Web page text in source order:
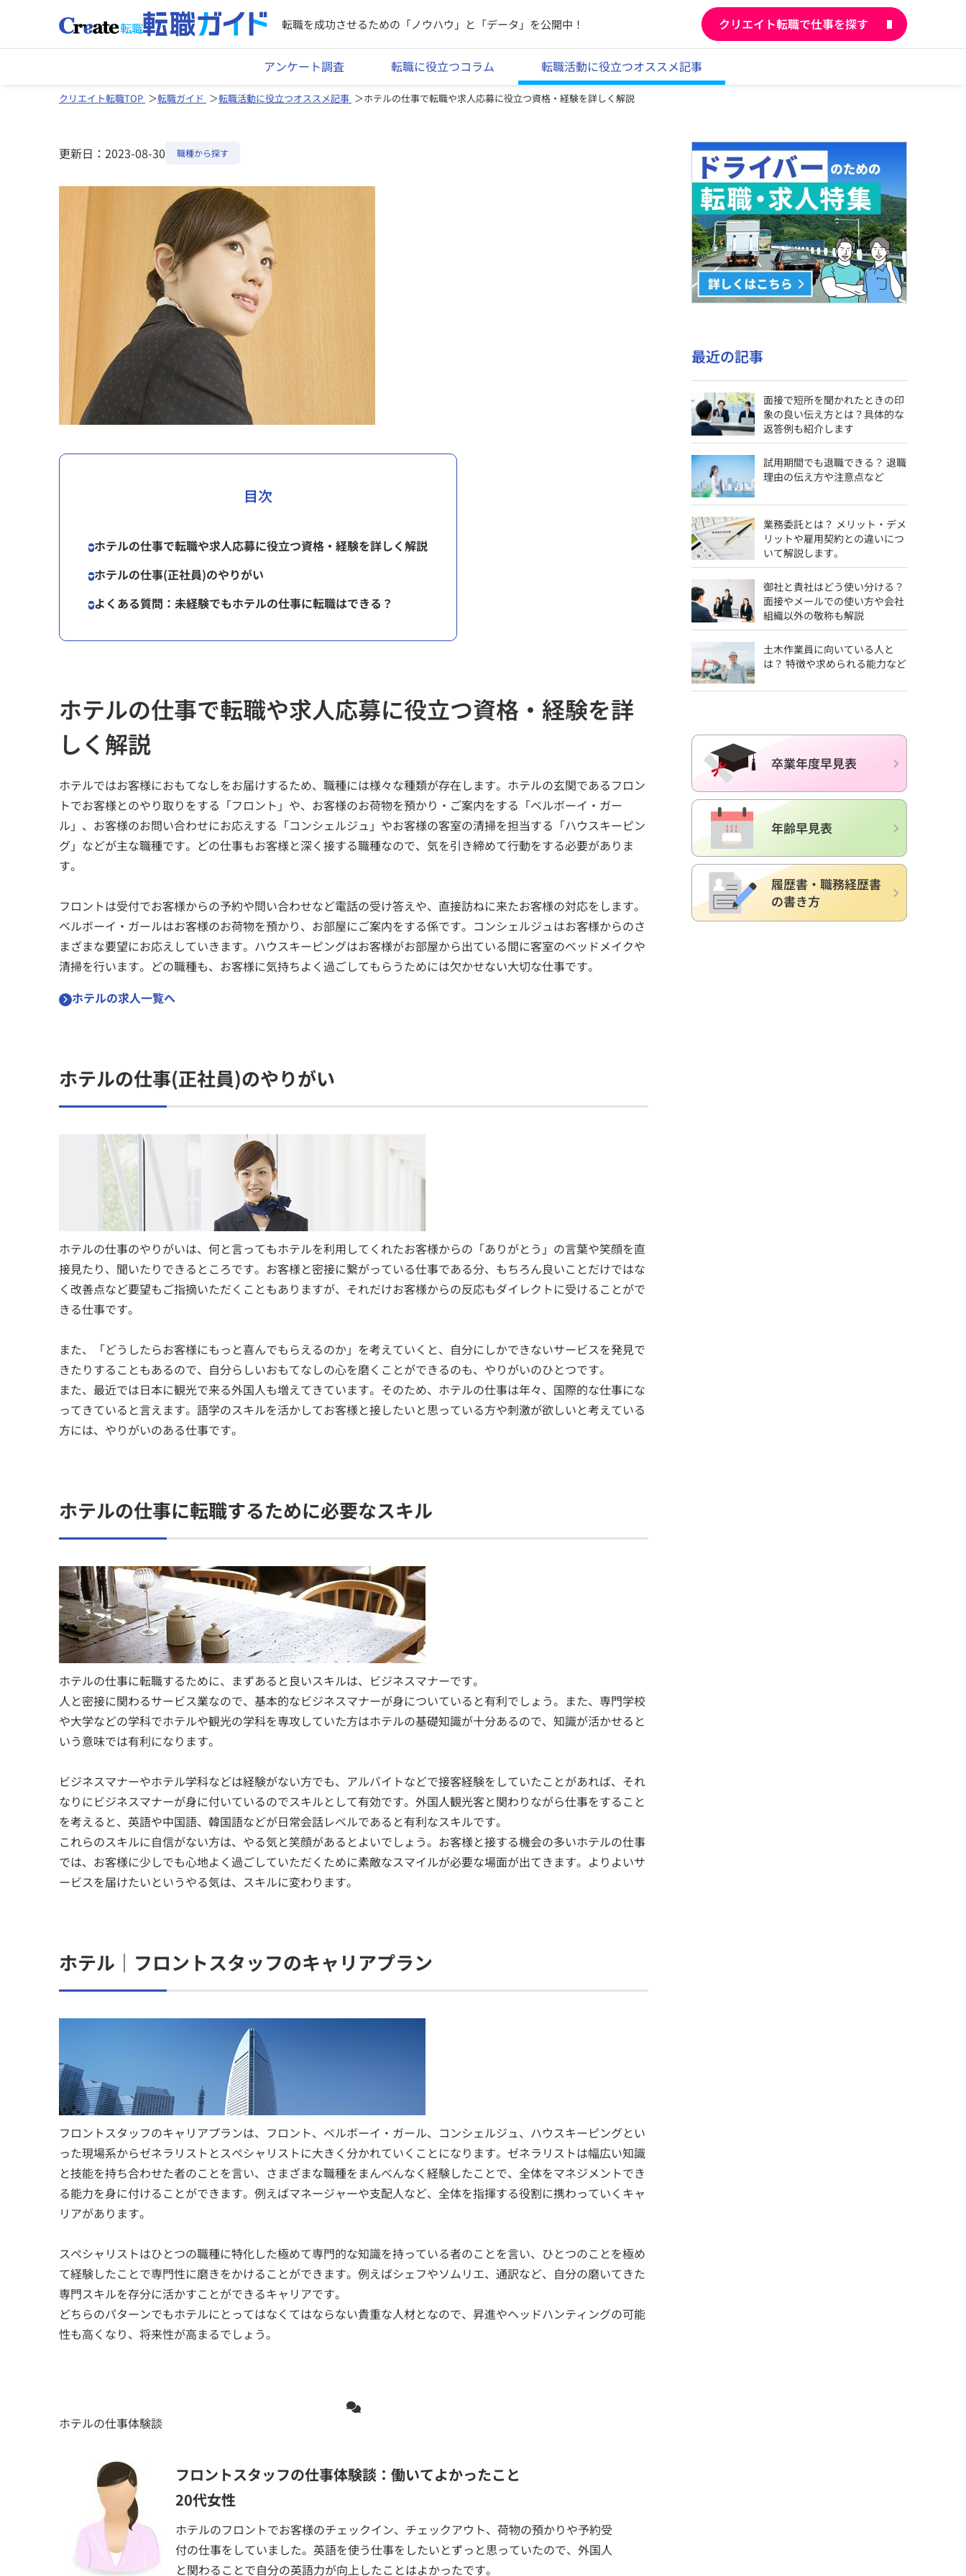
転職を成功させるための「ノウハウ」と「データ」を公開中！ クリエイト転職で仕事を探す
アンケート調査 転職に役立つコラム 転職活動に役立つオススメ記事
クリエイト転職TOP 転職ガイド 転職活動に役立つオススメ記事 ホテルの仕事で転職や求人応募に役立つ資格・経験を詳しく解説
更新日：2023-08-30 職種から探す
目次
ホテルの仕事で転職や求人応募に役立つ資格・経験を詳しく解説
ホテルの仕事(正社員)のやりがい
よくある質問：未経験でもホテルの仕事に転職はできる？
ホテルの仕事で転職や求人応募に役立つ資格・経験を詳
しく解説
ホテルではお客様におもてなしをお届けするため、職種には様々な種類が存在します。ホテルの玄関であるフロン
トでお客様とのやり取りをする「フロント」や、お客様のお荷物を預かり・ご案内をする「ベルボーイ・ガー
ル」、お客様のお問い合わせにお応えする「コンシェルジュ」やお客様の客室の清掃を担当する「ハウスキーピン
グ」などが主な職種です。どの仕事もお客様と深く接する職種なので、気を引き締めて行動をする必要がありま
す。
フロントは受付でお客様からの予約や問い合わせなど電話の受け答えや、直接訪ねに来たお客様の対応をします。
ベルボーイ・ガールはお客様のお荷物を預かり、お部屋にご案内をする係です。コンシェルジュはお客様からのさ
まざまな要望にお応えしていきます。ハウスキーピングはお客様がお部屋から出ている間に客室のベッドメイクや
清掃を行います。どの職種も、お客様に気持ちよく過ごしてもらうためには欠かせない大切な仕事です。
ホテルの求人一覧へ
ホテルの仕事(正社員)のやりがい
ホテルの仕事のやりがいは、何と言ってもホテルを利用してくれたお客様からの「ありがとう」の言葉や笑顔を直
接見たり、聞いたりできるところです。お客様と密接に繋がっている仕事である分、もちろん良いことだけではな
く改善点など要望もご指摘いただくこともありますが、それだけお客様からの反応もダイレクトに受けることがで
きる仕事です。
また、「どうしたらお客様にもっと喜んでもらえるのか」を考えていくと、自分にしかできないサービスを発見で
きたりすることもあるので、自分らしいおもてなしの心を磨くことができるのも、やりがいのひとつです。
また、最近では日本に観光で来る外国人も増えてきています。そのため、ホテルの仕事は年々、国際的な仕事にな
ってきていると言えます。語学のスキルを活かしてお客様と接したいと思っている方や刺激が欲しいと考えている
方には、やりがいのある仕事です。
ホテルの仕事に転職するために必要なスキル
ホテルの仕事に転職するために、まずあると良いスキルは、ビジネスマナーです。
人と密接に関わるサービス業なので、基本的なビジネスマナーが身についていると有利でしょう。また、専門学校
や大学などの学科でホテルや観光の学科を専攻していた方はホテルの基礎知識が十分あるので、知識が活かせると
いう意味では有利になります。
ビジネスマナーやホテル学科などは経験がない方でも、アルバイトなどで接客経験をしていたことがあれば、それ
なりにビジネスマナーが身に付いているのでスキルとして有効です。外国人観光客と関わりながら仕事をすること
を考えると、英語や中国語、韓国語などが日常会話レベルであると有利なスキルです。
これらのスキルに自信がない方は、やる気と笑顔があるとよいでしょう。お客様と接する機会の多いホテルの仕事
では、お客様に少しでも心地よく過ごしていただくために素敵なスマイルが必要な場面が出てきます。よりよいサ
ービスを届けたいというやる気は、スキルに変わります。
ホテル｜フロントスタッフのキャリアプラン
フロントスタッフのキャリアプランは、フロント、ベルボーイ・ガール、コンシェルジュ、ハウスキーピングとい
った現場系からゼネラリストとスペシャリストに大きく分かれていくことになります。ゼネラリストは幅広い知識
と技能を持ち合わせた者のことを言い、さまざまな職種をまんべんなく経験したことで、全体をマネジメントでき
る能力を身に付けることができます。例えばマネージャーや支配人など、全体を指揮する役割に携わっていくキャ
リアがあります。
スペシャリストはひとつの職種に特化した極めて専門的な知識を持っている者のことを言い、ひとつのことを極め
て経験したことで専門性に磨きをかけることができます。例えばシェフやソムリエ、通訳など、自分の磨いてきた
専門スキルを存分に活かすことができるキャリアです。
どちらのパターンでもホテルにとってはなくてはならない貴重な人材となので、昇進やヘッドハンティングの可能
性も高くなり、将来性が高まるでしょう。
ホテルの仕事体験談
フロントスタッフの仕事体験談：働いてよかったこと
20代女性
ホテルのフロントでお客様のチェックイン、チェックアウト、荷物の預かりや予約受
付の仕事をしていました。英語を使う仕事をしたいとずっと思っていたので、外国人
と関わることで自分の英語力が向上したことはよかったです。
最近の記事
面接で短所を聞かれたときの印
象の良い伝え方とは？具体的な
返答例も紹介します
試用期間でも退職できる？ 退職
理由の伝え方や注意点など
業務委託とは？ メリット・デメ
リットや雇用契約との違いにつ
いて解説します。
御社と貴社はどう使い分ける？
面接やメールでの使い方や会社
組織以外の敬称も解説
土木作業員に向いている人と
は？ 特徴や求められる能力など